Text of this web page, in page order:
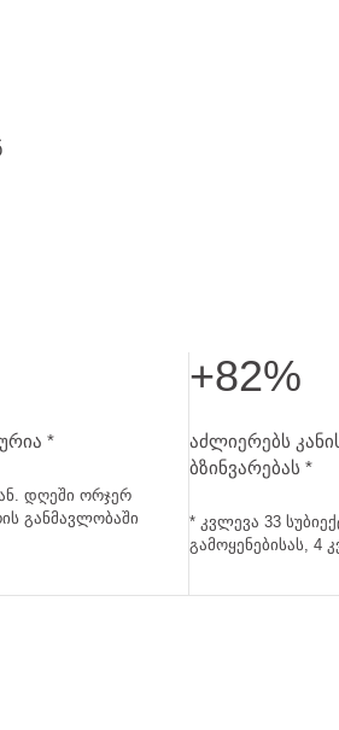
*
დღეში ორჯერ
განმავლობაში
+82%
აძლიერებს
ბზინვარებას *
* კვლევა 33
გამოყენებისას, 4